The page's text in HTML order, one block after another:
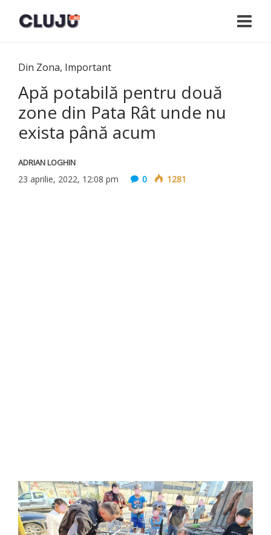
Din Zona, Important
Apă potabilă pentru două
zone din Pata Rât unde nu
exista până acum
ADRIAN LOGHIN
23 aprilie, 2022, 12:08 pm 0 1281